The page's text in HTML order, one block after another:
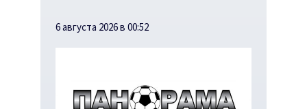
6 августа 2026 в 00:52